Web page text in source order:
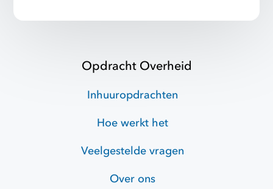
Opdracht Overheid
Inhuuropdrachten
Hoe werkt het
Veelgestelde vragen
Over ons